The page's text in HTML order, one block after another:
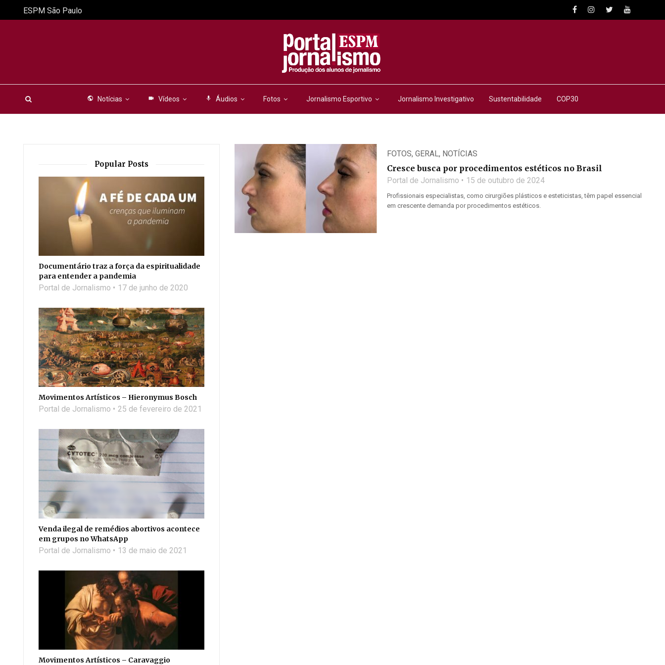
public Notícias videocam Vídeos mic Áudios Fotos Jornalismo Esportivo Jornalismo Investigativo Sustentabilidade COP30
ESPM São Paulo
FOTOS, GERAL, NOTÍCIAS
Cresce busca por procedimentos estéticos no Brasil
Portal de Jornalismo 15 de outubro de 2024
Profissionais especialistas, como cirurgiões plásticos e esteticistas, têm papel essencial
em crescente demanda por procedimentos estéticos.
Popular Posts
Documentário traz a força da espiritualidade
para entender a pandemia
Portal de Jornalismo 17 de junho de 2020
Movimentos Artísticos – Hieronymus Bosch
Portal de Jornalismo 25 de fevereiro de 2021
Venda ilegal de remédios abortivos acontece
em grupos no WhatsApp
Portal de Jornalismo 13 de maio de 2021
Movimentos Artísticos – Caravaggio